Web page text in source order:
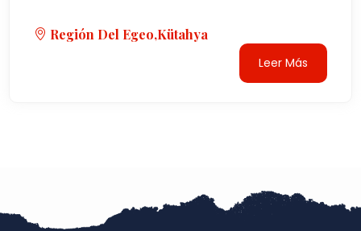
Región Del Egeo,Kütahya
Leer Más